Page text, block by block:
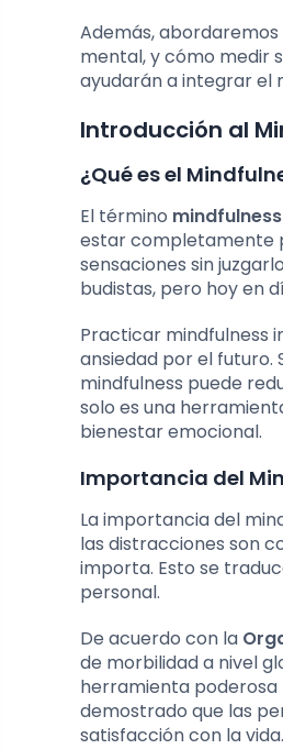
Además,
mental, y cómo medir
ayudarán a integrar el
Introducción al
¿Qué es el
El término mindfulness
estar completamente
sensaciones sin
budistas, pero hoy en
Practicar mindfulness
ansiedad por el futuro.
mindfulness puede
solo es una
bienestar emocional.
Importancia del
La importancia del
las distracciones son
importa. Esto se
personal.
De acuerdo con la
de morbilidad a nivel
herramienta poderosa
demostrado que las
satisfacción con la vida.